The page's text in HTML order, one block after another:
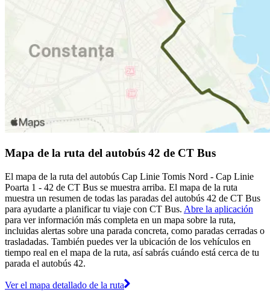
Mapa de la ruta del autobús 42 de CT Bus
El mapa de la ruta del autobús Cap Linie Tomis Nord - Cap Linie
Poarta 1 - 42 de CT Bus se muestra arriba. El mapa de la ruta
muestra un resumen de todas las paradas del autobús 42 de CT Bus
para ayudarte a planificar tu viaje con CT Bus. Abre la aplicación
para ver información más completa en un mapa sobre la ruta,
incluidas alertas sobre una parada concreta, como paradas cerradas o
trasladadas. También puedes ver la ubicación de los vehículos en
tiempo real en el mapa de la ruta, así sabrás cuándo está cerca de tu
parada el autobús 42.
Ver el mapa detallado de la ruta